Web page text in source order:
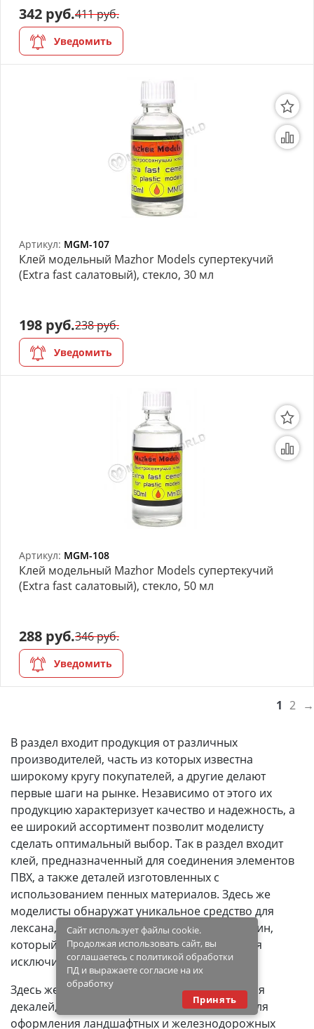
342 руб.411 руб.
Уведомить
Артикул: MGM-107
Клей модельный Mazhor Models супертекучий
(Extra fast салатовый), стекло, 30 мл
198 руб.238 руб.
Уведомить
Артикул: MGM-108
Клей модельный Mazhor Models супертекучий
(Extra fast салатовый), стекло, 50 мл
288 руб.346 руб.
Уведомить
1 2 →
В раздел входит продукция от различных
производителей, часть из которых известна
широкому кругу покупателей, а другие делают
первые шаги на рынке. Независимо от этого их
продукцию характеризует качество и надежность, а
ее широкий ассортимент позволит моделисту
сделать оптимальный выбор. Так в раздел входит
клей, предназначенный для соединения элементов
ПВХ, а также деталей изготовленных с
использованием пенных материалов. Здесь же
моделисты обнаружат уникальное средство для
лексана, текстильный клей и материал для шин,
который сохнет в кратчайшие сроки, обладая
исключительной прочностью.
Здесь же идут средства, предназначенные для
декалей, а отдельные экземпляры созданы для
оформления ландшафтных и железнодорожных
Сайт использует файлы cookie.
Продолжая использовать сайт, вы
соглашаетесь с политикой обработки
ПД и выражаете согласие на их
обработку
Принять